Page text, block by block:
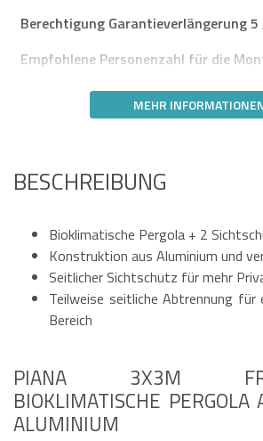
Berechtigung Garantieverlängerung 5
Empfohlene Personenzahl für die
MEHR
BESCHREIBUNG
Bioklimatische Pergola + 2
Konstruktion aus Aluminium und
Seitlicher Sichtschutz für mehr
Teilweise seitliche Abtrennung für
Bereich
PIANA 3X3M
BIOKLIMATISCHE PERGOLA
LUMINIUM